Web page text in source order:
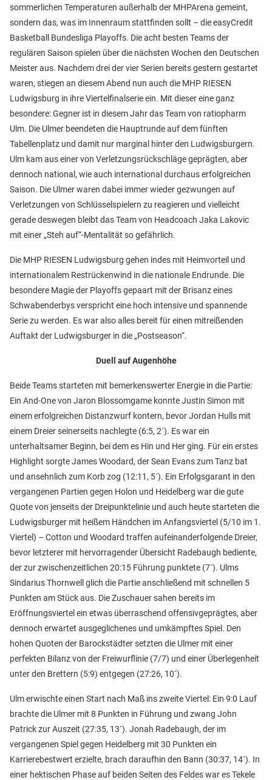
sommerlichen Temperaturen außerhalb der MHPArena gemeint,
sondern das, was im Innenraum stattfinden sollt – die easyCredit
Basketball Bundesliga Playoffs. Die acht besten Teams der
regulären Saison spielen über die nächsten Wochen den Deutschen
Meister aus. Nachdem drei der vier Serien bereits gestern gestartet
waren, stiegen an diesem Abend nun auch die MHP RIESEN
Ludwigsburg in ihre Viertelfinalserie ein. Mit dieser eine ganz
besondere: Gegner ist in diesem Jahr das Team von ratiopharm
Ulm. Die Ulmer beendeten die Hauptrunde auf dem fünften
Tabellenplatz und damit nur marginal hinter den Ludwigsburgern.
Ulm kam aus einer von Verletzungsrückschläge geprägten, aber
dennoch national, wie auch international durchaus erfolgreichen
Saison. Die Ulmer waren dabei immer wieder gezwungen auf
Verletzungen von Schlüsselspielern zu reagieren und vielleicht
gerade deswegen bleibt das Team von Headcoach Jaka Lakovic
mit einer „Steh auf“-Mentalität so gefährlich.
Die MHP RIESEN Ludwigsburg gehen indes mit Heimvorteil und
internationalem Restrückenwind in die nationale Endrunde. Die
besondere Magie der Playoffs gepaart mit der Brisanz eines
Schwabenderbys verspricht eine hoch intensive und spannende
Serie zu werden. Es war also alles bereit für einen mitreißenden
Auftakt der Ludwigsburger in die „Postseason“.
Duell auf Augenhöhe
Beide Teams starteten mit bemerkenswerter Energie in die Partie:
Ein And-One von Jaron Blossomgame konnte Justin Simon mit
einem erfolgreichen Distanzwurf kontern, bevor Jordan Hulls mit
einem Dreier seinerseits nachlegte (6:5, 2´). Es war ein
unterhaltsamer Beginn, bei dem es Hin und Her ging. Für ein erstes
Highlight sorgte James Woodard, der Sean Evans zum Tanz bat
und ansehnlich zum Korb zog (12:11, 5´). Ein Erfolgsgarant in den
vergangenen Partien gegen Holon und Heidelberg war die gute
Quote von jenseits der Dreipunktelinie und auch heute starteten die
Ludwigsburger mit heißem Händchen im Anfangsviertel (5/10 im 1.
Viertel) – Cotton und Woodard traffen aufeinanderfolgende Dreier,
bevor letzterer mit hervorragender Übersicht Radebaugh bediente,
der zur zwischenzeitlichen 20:15 Führung punktete (7´). Ulms
Sindarius Thornwell glich die Partie anschließend mit schnellen 5
Punkten am Stück aus. Die Zuschauer sahen bereits im
Eröffnungsviertel ein etwas überraschend offensivgeprägtes, aber
dennoch erwartet ausgeglichenes und umkämpftes Spiel. Den
hohen Quoten der Barockstädter setzten die Ulmer mit einer
perfekten Bilanz von der Freiwurflinie (7/7) und einer Überlegenheit
unter den Brettern (5:9) entgegen (27:26, 10´).
Ulm erwischte einen Start nach Maß ins zweite Viertel: Ein 9:0 Lauf
brachte die Ulmer mit 8 Punkten in Führung und zwang John
Patrick zur Auszeit (27:35, 13´). Jonah Radebaugh, der im
vergangenen Spiel gegen Heidelberg mit 30 Punkten ein
Karrierebestwert erzielte, brach daraufhin den Bann (30:37, 14´). In
einer hektischen Phase auf beiden Seiten des Feldes war es Tekele